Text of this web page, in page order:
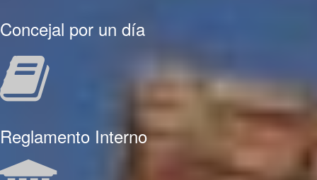
Concejal por un día
Reglamento Interno